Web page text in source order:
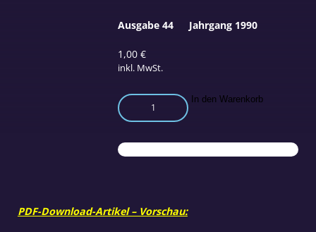
1,00€
inkl. MwSt.
Erfolgreiche
'AIDS'-
werden
verhindert
In den Warenkorb
Ausgabe 44 Jahrgang 1990
PDF-Download-Artikel – Vorschau: